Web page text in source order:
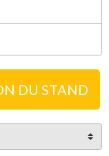
DU STAND